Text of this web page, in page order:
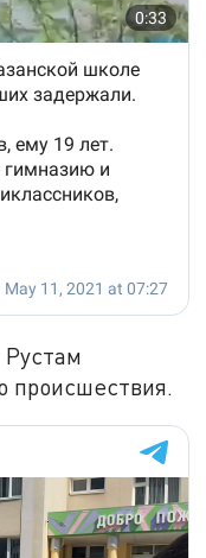
Рустам
происшествия.